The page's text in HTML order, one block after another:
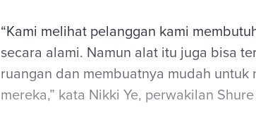
“Kami melihat pelanggan kami
secara alami. Namun alat itu juga bisa
ruangan dan membuatnya mudah
mereka,” kata Nikki Ye, perwakilan